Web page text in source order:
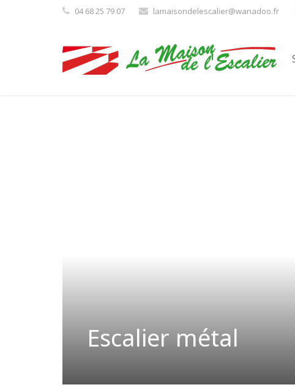
04 68 25 79 07 lamaisondelescalier@wanadoo.fr
Escalier métal